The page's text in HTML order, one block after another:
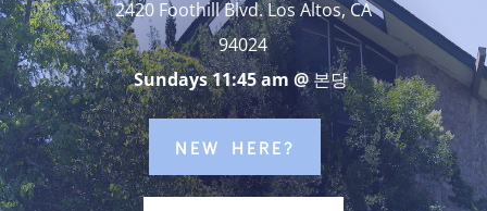
2420 Foothill Blvd. Los Altos, CA
94024
Sundays 11:45 am @본당
NEW HERE?